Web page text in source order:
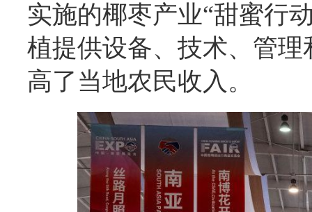
实施的椰枣产业“甜蜜行
植提供设备、技术、管
高了当地农民收入。